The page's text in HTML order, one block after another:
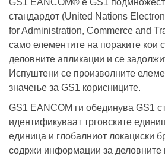
GS1 EANCOM® e GS1
стандардот (United Nations
for Administration, Commerce and
само елементите на пораките кои
деловните апликации и се
Испуштени се произволните
значење за GS1 корисниците.
GS1 EANCOM ги обединува GS1
идентификуваат трговските
единица и глобалниот локациски
содржи информации за деловните